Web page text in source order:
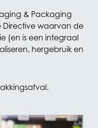
& Packaging
Directive waarvan de
(en is een integraal
hergebruik en